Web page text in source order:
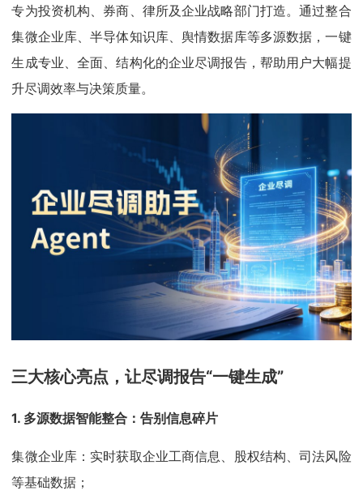
专为投资机构、券商、律所及企业战略部门打造。通过整合
集微企业库、半导体知识库、舆情数据库等多源数据，一键
生成专业、全面、结构化的企业尽调报告，帮助用户大幅提
升尽调效率与决策质量。
三大核心亮点，让尽调报告“一键生成”
1. 多源数据智能整合：告别信息碎片
集微企业库：实时获取企业工商信息、股权结构、司法风险
等基础数据；